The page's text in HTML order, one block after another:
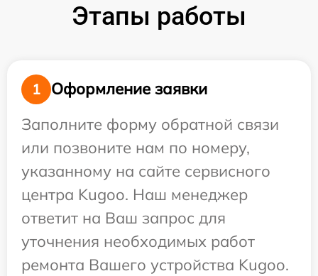
Этапы работы
1
Оформление заявки
Заполните форму обратной связи
или позвоните нам по номеру,
указанному на сайте сервисного
центра Kugoo. Наш менеджер
ответит на Ваш запрос для
уточнения необходимых работ
ремонта Вашего устройства Kugoo.